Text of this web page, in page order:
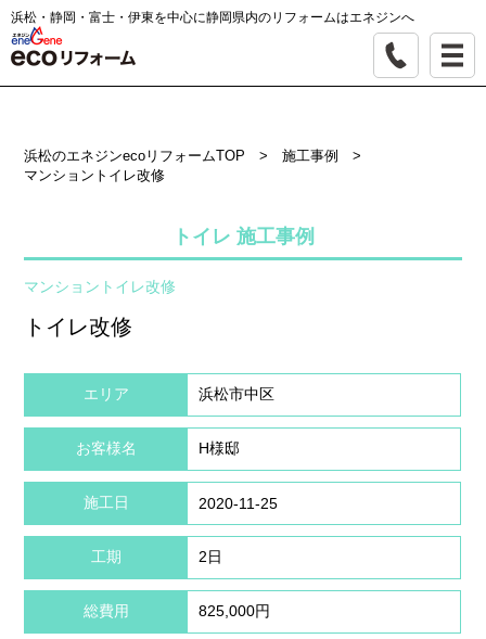
浜松・静岡・富士・伊東を中心に静岡県内のリフォームはエネジンへ
浜松のエネジンecoリフォームTOP >施工事例
>
マンショントイレ改修
トイレ 施工事例
マンショントイレ改修
トイレ改修
エリア 浜松市中区
お客様名 H様邸
施工日 2020-11-25
工期 2日
総費用 825,000円